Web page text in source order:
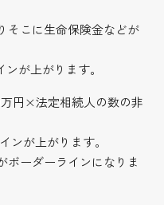
そこに生命保険金などが
が上がります。
円×法定相続人の数の非
ンが上がります。
ボーダーラインになりま